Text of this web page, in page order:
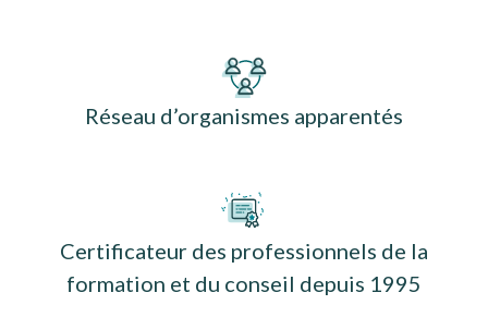
Réseau d’organismes apparentés
Certificateur des professionnels de la
formation et du conseil depuis 1995